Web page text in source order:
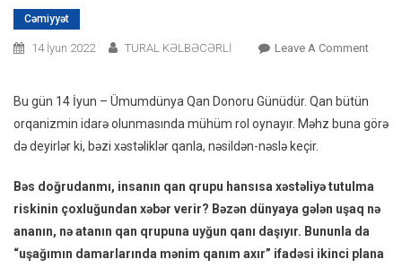
Cəmiyyət
14 İyun 2022 TURAL KƏLBƏCƏRLİ Leave A CommentOn
Qanım
Yalan
Edən
Həkim
Bu gün 14 İyun – Ümumdünya Qan Donoru Günüdür. Qan bütün
orqanizmin idarə olunmasında mühüm rol oynayır. Məhz buna görə
də deyirlər ki, bəzi xəstəliklər qanla, nəsildən-nəslə keçir.
Bəs doğrudanmı, insanın qan qrupu hansısa xəstəliyə tutulma
riskinin çoxluğundan xəbər verir? Bəzən dünyaya gələn uşaq nə
ananın, nə atanın qan qrupuna uyğun qanı daşıyır. Bununla da
“uşağımın damarlarında mənim qanım axır” ifadəsi ikinci plana